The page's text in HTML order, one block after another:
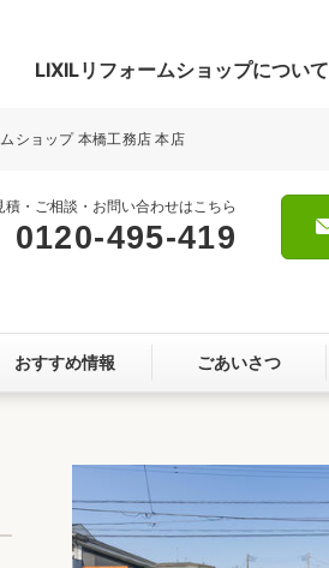
屋根・外壁
自然素材
生 家族の変化
LIXILリフォームショップについて
いい暮らしをつくる、価値・性能向上
ショップ 本橋工務店 本店
積・ご相談・お問い合わせはこちら
0120-495-419
おすすめ情報 ごあいさつ